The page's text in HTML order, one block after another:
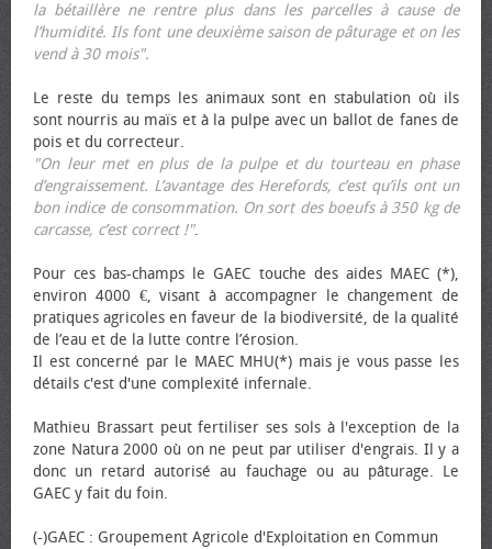
la bétaillère ne rentre plus dans les parcelles à cause de
l’humidité. Ils font une deuxième saison de pâturage et on les
vend à 30 mois".
Le reste du temps les animaux sont en stabulation où ils
sont nourris au maïs et à la pulpe avec un ballot de fanes de
pois et du correcteur.
"On leur met en plus de la pulpe et du tourteau en phase
d’engraissement. L’avantage des Herefords, c’est qu’ils ont un
bon indice de consommation. On sort des bœufs à 350 kg de
carcasse, c’est correct !".
Pour ces bas-champs le GAEC touche des aides MAEC (*),
environ 4000 €, visant à accompagner le changement de
pratiques agricoles en faveur de la biodiversité, de la qualité
de l’eau et de la lutte contre l’érosion.
Il est concerné par le MAEC MHU(*) mais je vous passe les
détails c'est d'une complexité infernale.
Mathieu Brassart peut fertiliser ses sols à l'exception de la
zone Natura 2000 où on ne peut par utiliser d'engrais. Il y a
donc un retard autorisé au fauchage ou au pâturage. Le
GAEC y fait du foin.
(-)GAEC : Groupement Agricole d'Exploitation en Commun